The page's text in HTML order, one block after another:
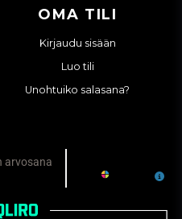
OMA TILI
Kirjaudu sisään
Luo tili
Unohtuiko salasana?